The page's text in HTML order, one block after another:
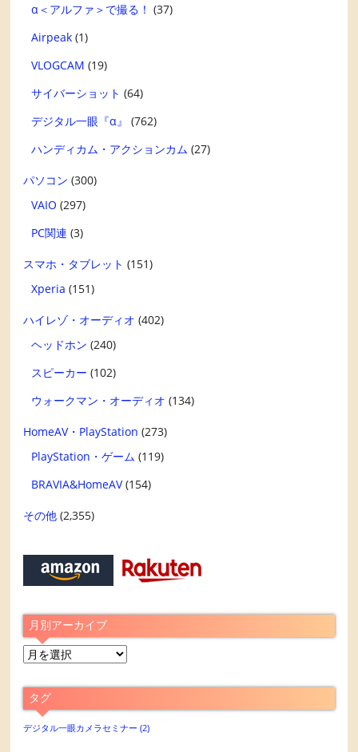
α＜アルファ＞で撮る！ (37)
Airpeak (1)
VLOGCAM (19)
サイバーショット (64)
デジタル一眼『α』
(762)
ハンディカム・アクションカム (27)
パソコン (300)
VAIO (297)
PC関連 (3)
スマホ・タブレット (151)
Xperia (151)
ハイレゾ・オーディオ (402)
ヘッドホン (240)
スピーカー (102)
ウォークマン・オーディオ (134)
HomeAV・PlayStation (273)
PlayStation・ゲーム (119)
BRAVIA&HomeAV(154)
その他 (2,355)
月別アーカイブ
月
ア
ー
カ
タグ
デジタル一眼カメラセミナー (2)